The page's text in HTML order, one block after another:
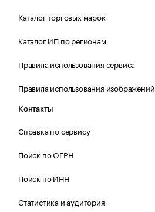
Каталог торговых марок
Каталог ИП по регионам
Правила использования сервиса
Правила использования изображений
Контакты
Справка по сервису
Поиск по ОГРН
Поиск по ИНН
Статистика и аудитория